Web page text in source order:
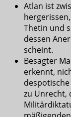
Atlan ist
Thetin und
dessen
scheint.
Besagter
erkennt,
zu Unrecht,